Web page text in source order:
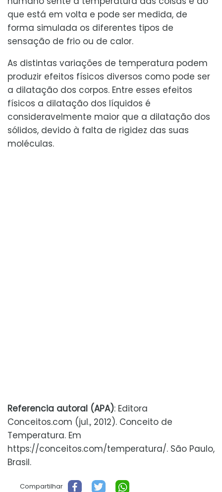
que está em volta e pode ser medida, de
forma simulada os diferentes tipos de
sensação de frio ou de calor.
As distintas variações de temperatura podem
produzir efeitos físicos diversos como pode ser
a dilatação dos corpos. Entre esses efeitos
físicos a dilatação dos líquidos é
consideravelmente maior que a dilatação dos
sólidos, devido à falta de rigidez das suas
moléculas.
Referencia autoral (APA): Editora
Conceitos.com (jul., 2012). Conceito de
Temperatura. Em
https://conceitos.com/temperatura/. São Paulo,
Brasil.
Compartilhar